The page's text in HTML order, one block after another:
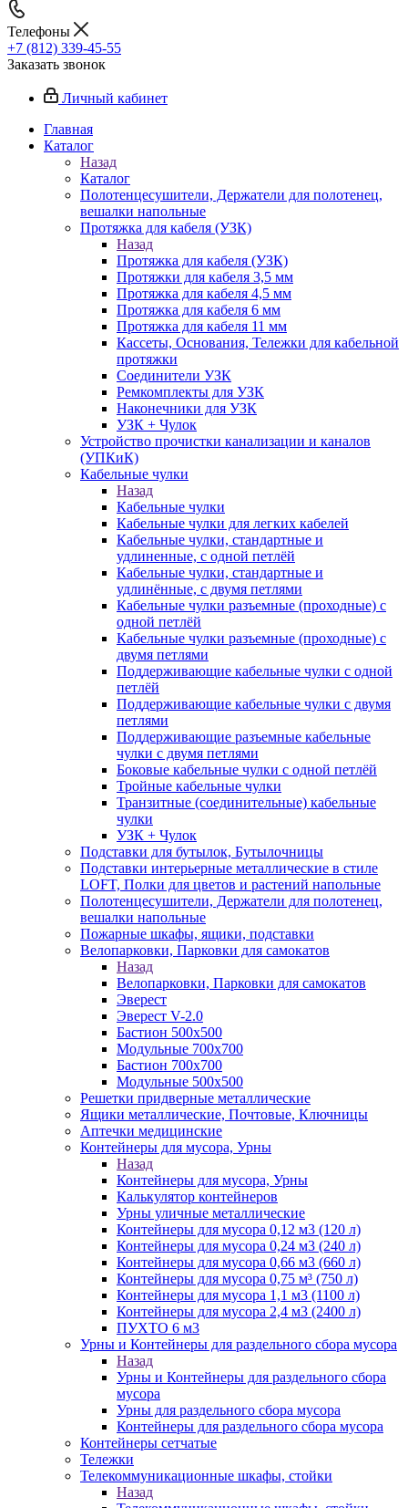
Телефоны
+7 (812) 339-45-55
Заказать звонок
Личный кабинет
Главная
Каталог
Назад
Каталог
Полотенцесушители, Держатели для полотенец,
вешалки напольные
Протяжка для кабеля (УЗК)
Назад
Протяжка для кабеля (УЗК)
Протяжки для кабеля 3,5 мм
Протяжка для кабеля 4,5 мм
Протяжка для кабеля 6 мм
Протяжка для кабеля 11 мм
Кассеты, Основания, Тележки для кабельной
протяжки
Соединители УЗК
Ремкомплекты для УЗК
Наконечники для УЗК
УЗК + Чулок
Устройство прочистки канализации и каналов
(УПКиК)
Кабельные чулки
Назад
Кабельные чулки
Кабельные чулки для легких кабелей
Кабельные чулки, стандартные и
удлиненные, с одной петлёй
Кабельные чулки, стандартные и
удлинённые, с двумя петлями
Кабельные чулки разъемные (проходные) с
одной петлёй
Кабельные чулки разъемные (проходные) с
двумя петлями
Поддерживающие кабельные чулки с одной
петлёй
Поддерживающие кабельные чулки с двумя
петлями
Поддерживающие разъемные кабельные
чулки с двумя петлями
Боковые кабельные чулки с одной петлёй
Тройные кабельные чулки
Транзитные (соединительные) кабельные
чулки
УЗК + Чулок
Подставки для бутылок, Бутылочницы
Подставки интерьерные металлические в стиле
LOFT, Полки для цветов и растений напольные
Полотенцесушители, Держатели для полотенец,
вешалки напольные
Пожарные шкафы, ящики, подставки
Велопарковки, Парковки для самокатов
Назад
Велопарковки, Парковки для самокатов
Эверест
Эверест V-2.0
Бастион 500х500
Модульные 700х700
Бастион 700х700
Модульные 500х500
Решетки придверные металлические
Ящики металлические, Почтовые, Ключницы
Аптечки медицинские
Контейнеры для мусора, Урны
Назад
Контейнеры для мусора, Урны
Калькулятор контейнеров
Урны уличные металлические
Контейнеры для мусора 0,12 м3 (120 л)
Контейнеры для мусора 0,24 м3 (240 л)
Контейнеры для мусора 0,66 м3 (660 л)
Контейнеры для мусора 0,75 м³ (750 л)
Контейнеры для мусора 1,1 м3 (1100 л)
Контейнеры для мусора 2,4 м3 (2400 л)
ПУХТО 6 м3
Урны и Контейнеры для раздельного сбора мусора
Назад
Урны и Контейнеры для раздельного сбора
мусора
Урны для раздельного сбора мусора
Контейнеры для раздельного сбора мусора
Контейнеры сетчатые
Тележки
Телекоммуникационные шкафы, стойки
Назад